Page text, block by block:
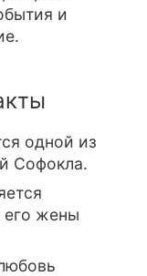
и
одной из
Софокла.
его жены